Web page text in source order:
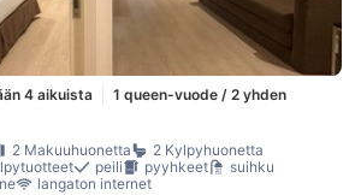
4 aikuista
1 queen-vuode / 2 yhden
2 Makuuhuonetta
2 Kylpyhuonetta
peili pyyhkeet
suihku
langaton internet